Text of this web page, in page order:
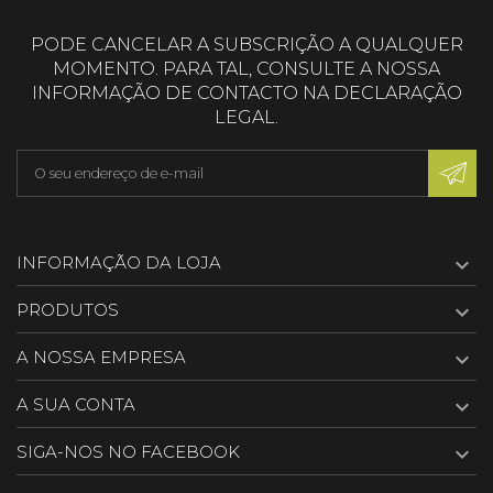
PODE CANCELAR A SUBSCRIÇÃO A QUALQUER
MOMENTO. PARA TAL, CONSULTE A NOSSA
INFORMAÇÃO DE CONTACTO NA DECLARAÇÃO
LEGAL.
INFORMAÇÃO DA LOJA 
PRODUTOS 
A NOSSA EMPRESA 
A SUA CONTA 
SIGA-NOS NO FACEBOOK 